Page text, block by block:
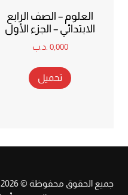
العلوم – الصف الرابع
الابتدائي – الجزء الأول
0,000 .د.ب
تحميل